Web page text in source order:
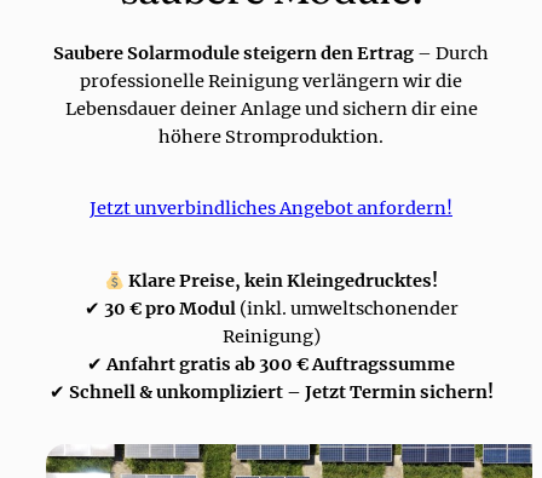
Saubere Solarmodule steigern den Ertrag – Durch
professionelle Reinigung verlängern wir die
Lebensdauer deiner Anlage und sichern dir eine
höhere Stromproduktion.
Jetzt unverbindliches Angebot anfordern!
Klare Preise, kein Kleingedrucktes!
✔ 30 € pro Modul(inkl. umweltschonender
Reinigung)
✔Anfahrt gratis ab 300 € Auftragssumme
✔ Schnell & unkompliziert – Jetzt Termin sichern!